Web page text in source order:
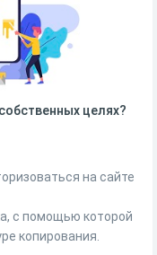
целях?
на сайте
с помощью которой
копирования.